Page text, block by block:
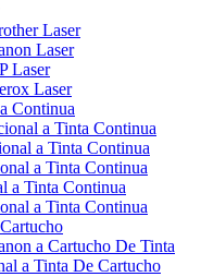
Laser
Laser
Laser
Laser
Continua
a Tinta Continua
a Tinta Continua
a Tinta Continua
a Tinta Continua
a Tinta Continua
a Cartucho De Tinta
a Tinta De Cartucho